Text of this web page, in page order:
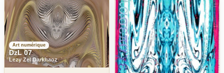
Art numérique
DzL 07
Lezy Zel Darkhaoz